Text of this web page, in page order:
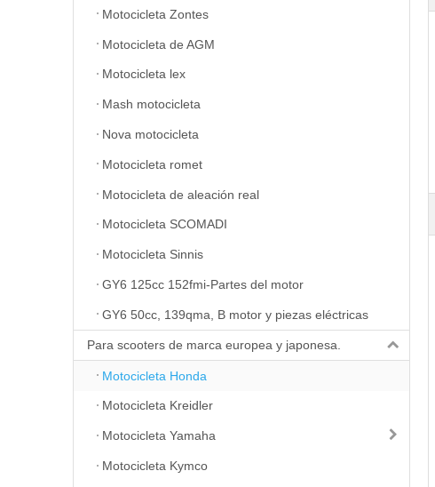
Motocicleta Zontes
Motocicleta de AGM
Motocicleta lex
Mash motocicleta
Nova motocicleta
Motocicleta romet
Motocicleta de aleación real
Motocicleta SCOMADI
Motocicleta Sinnis
GY6 125cc 152fmi-Partes del motor
GY6 50cc, 139qma, B motor y piezas eléctricas
Para scooters de marca europea y japonesa.
Motocicleta Honda
Motocicleta Kreidler
Motocicleta Yamaha
Motocicleta Kymco